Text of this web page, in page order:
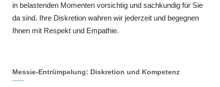
in belastenden Momenten vorsichtig und sachkundig für Sie
da sind. Ihre Diskretion wahren wir jederzeit und begegnen
Ihnen mit Respekt und Empathie.
Messie-Entrümpelung: Diskretion und Kompetenz